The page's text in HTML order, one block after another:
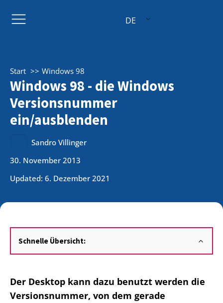
DE
Start Windows 98
Windows 98 - die Windows
Versionsnummer
ein/ausblenden
Sandro Villinger
30. November 2013
Updated: 6. Dezember 2021
Schnelle Übersicht:
Der Desktop kann dazu benutzt werden die
Versionsnummer, von dem gerade